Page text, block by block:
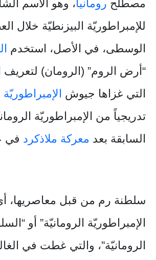
مصطلح رومانيا، وهو الاسم
للإمبراطوريّة البيزنطيّة خلال
الوسطى، في الأصل، استخدم
“أرض الروم” (الرومان) لتعريف
التي غزاها جيوش
تدريجياً من الإمبراطوريّة
السابقة بعد معركة ملاذكرد في
سلطنة رم من قبل معاصريها،
الإمبراطوريّة الرومانيّة” أو
الرومانيّة”، والتي غطت في